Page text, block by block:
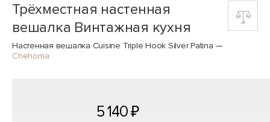
Трёхместная настенная
вешалка Винтажная кухня
Настенная вешалка Cuisine Triple Hook Silver Patina —
Chehoma
5 140 ₽